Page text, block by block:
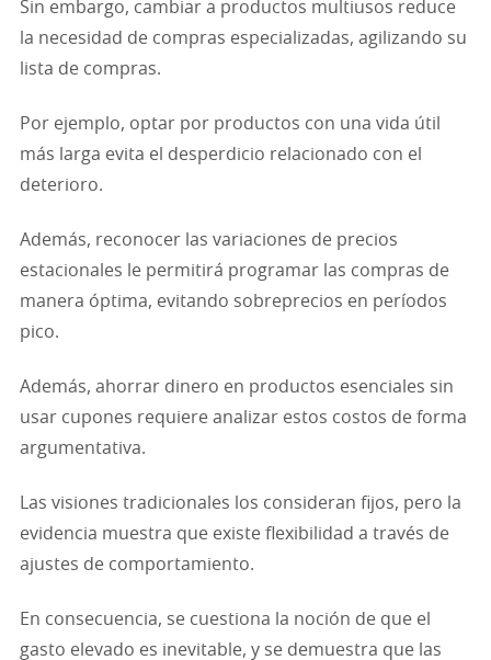
Sin embargo, cambiar a productos multiusos reduce
la necesidad de compras especializadas, agilizando su
lista de compras.
Por ejemplo, optar por productos con una vida útil
más larga evita el desperdicio relacionado con el
deterioro.
Además, reconocer las variaciones de precios
estacionales le permitirá programar las compras de
manera óptima, evitando sobreprecios en períodos
pico.
Además, ahorrar dinero en productos esenciales sin
usar cupones requiere analizar estos costos de forma
argumentativa.
Las visiones tradicionales los consideran fijos, pero la
evidencia muestra que existe flexibilidad a través de
ajustes de comportamiento.
En consecuencia, se cuestiona la noción de que el
gasto elevado es inevitable, y se demuestra que las